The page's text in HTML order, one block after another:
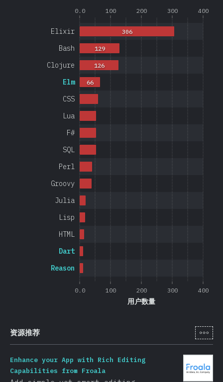
0.0 100 200 300 400
0.0 100 200 300 400
用户数量
Reason
Dart
HTML
Lisp
Julia
Groovy
Perl
SQL
F#
Lua
CSS
Elm
Clojure
Bash
Elixir
66
126
129
306
资源推荐 [zh-
Enhance your App with Rich Editing
Capabilities from Froala